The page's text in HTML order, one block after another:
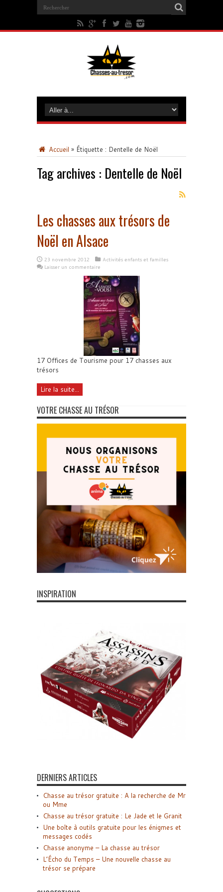
Accueil » Étiquette : Dentelle de Noël
Tag archives : Dentelle de Noël
Les chasses aux trésors de
Noël en Alsace
23 novembre 2012
Activités enfants et familles
Laisser un commentaire
17 Offices de Tourisme pour 17 chasses aux
trésors
Lire la suite...
VOTRE CHASSE AU TRÉSOR
INSPIRATION
DERNIERS ARTICLES
Chasse au trésor gratuite : A la recherche de Mr
ou Mme
Chasse au trésor gratuite : Le Jade et le Granit
Une boîte à outils gratuite pour les énigmes et
messages codés
Chasse anonyme – La chasse au trésor
L’Écho du Temps – Une nouvelle chasse au
trésor se prépare